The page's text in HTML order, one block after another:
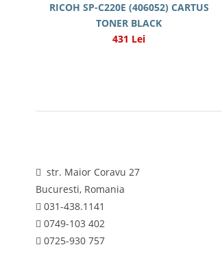
RICOH SP-C220E (406052) CARTUS
TONER BLACK
431 Lei
str. Maior Coravu 27
Bucuresti, Romania
031-438.1141
0749-103 402
0725-930 757